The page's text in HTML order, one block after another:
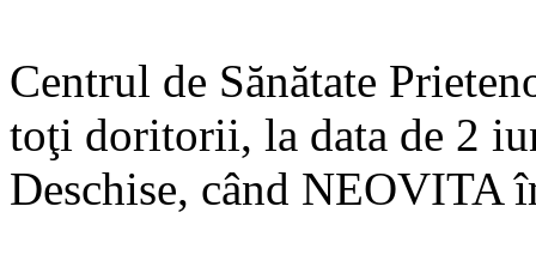
Centrul de Sănătate
toţi doritorii, la data de 2
Deschise, când NEOVITA